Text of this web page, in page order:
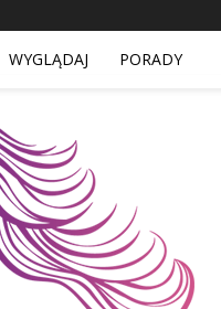
WYGLĄDAJ PORADY